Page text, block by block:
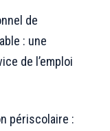
de
: une
de l’emploi
périscolaire :